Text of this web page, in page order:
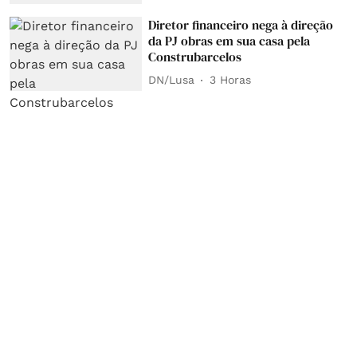
Diretor financeiro nega à direção
da PJ obras em sua casa pela
Construbarcelos
DN/Lusa 3 Horas